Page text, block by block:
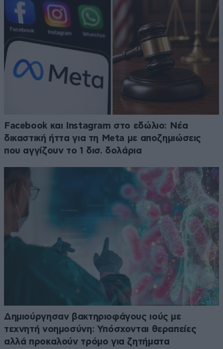
Facebook και Instagram στο εδώλιο: Νέα
δικαστική ήττα για τη Meta με αποζημιώσεις
που αγγίζουν το 1 δισ. δολάρια
Δημιούργησαν βακτηριοφάγους ιούς με
τεχνητή νοημοσύνη: Υπόσχονται θεραπείες
αλλά προκαλούν τρόμο για ζητήματα